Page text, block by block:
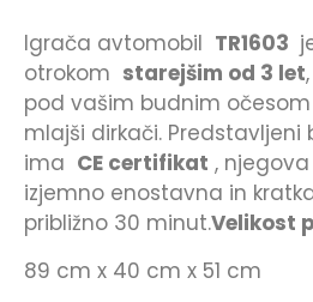
Igrača avtomobil TR1603
otrokom starejšim od 3 let
pod vašim budnim
mlajši dirkači. Predstavljeni
ima CE certifikat ,
izjemno enostavna in
približno 30 minut.Velikost
89 cm x 40 cm x 51 cm